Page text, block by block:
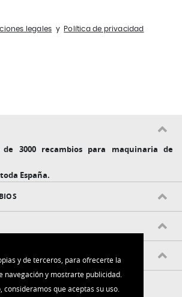
y de terceros, para ofrecerte la
navegación y mostrarte publicidad.
consideramos que aceptas su uso.
legales y Política de privacidad
3000 recambios para maquinaria de
España.